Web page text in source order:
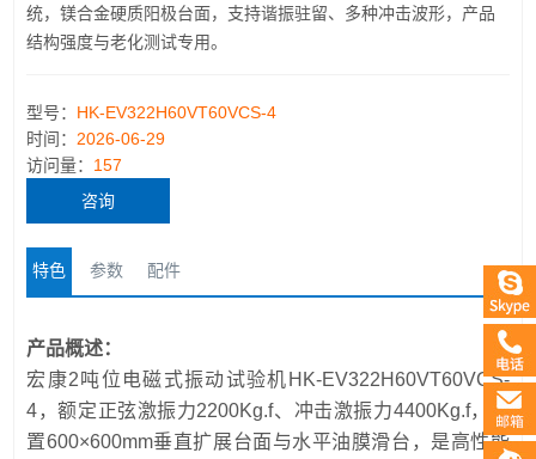
统，镁合金硬质阳极台面，支持谐振驻留、多种冲击波形，产品
结构强度与老化测试专用。
型号： HK-EV322H60VT60VCS-4
时间： 2026-06-29
访问量： 157
咨询
特色 参数 配件
产品概述：
宏康2吨位电磁式振动试验机HK-EV322H60VT60VCS-
4，额定正弦激振力2200Kg.f、冲击激振力4400Kg.f，配
置600×600mm垂直扩展台面与水平油膜滑台，是高性能